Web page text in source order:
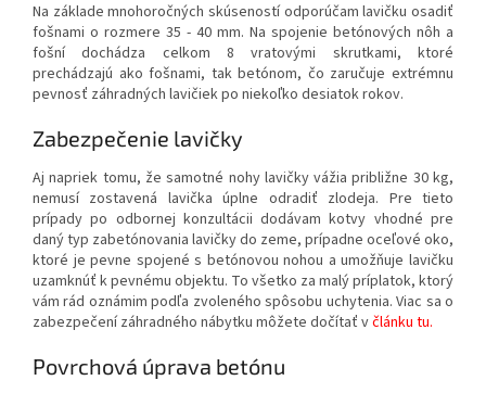
Na základe mnohoročných skúseností odporúčam lavičku osadiť
fošnami o rozmere 35 - 40 mm. Na spojenie betónových nôh a
fošní dochádza celkom 8 vratovými skrutkami, ktoré
prechádzajú ako fošnami, tak betónom, čo zaručuje extrémnu
pevnosť záhradných lavičiek po niekoľko desiatok rokov.
Zabezpečenie lavičky
Aj napriek tomu, že samotné nohy lavičky vážia približne 30 kg,
nemusí zostavená lavička úplne odradiť zlodeja. Pre tieto
prípady po odbornej konzultácii dodávam kotvy vhodné pre
daný typ zabetónovania lavičky do zeme, prípadne oceľové oko,
ktoré je pevne spojené s betónovou nohou a umožňuje lavičku
uzamknúť k pevnému objektu. To všetko za malý príplatok, ktorý
vám rád oznámim podľa zvoleného spôsobu uchytenia. Viac sa o
zabezpečení záhradného nábytku môžete dočítať včlánku tu.
Povrchová úprava betónu